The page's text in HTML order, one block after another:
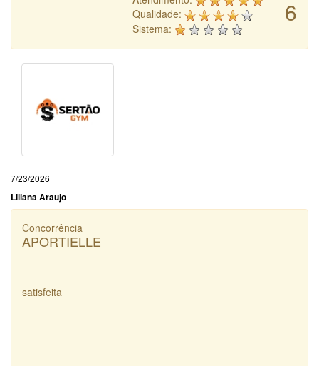
6
Qualidade:
Sistema:
7/23/2026
Liliana Araujo
Concorrência
APORTIELLE
satisfeita